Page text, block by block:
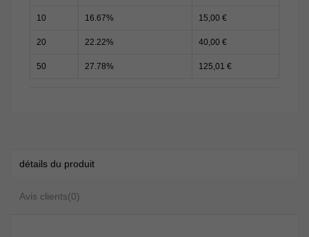
10 16.67% 15,00 €
20 22.22% 40,00 €
50 27.78% 125,01 €
détails du produit
Avis clients(0)